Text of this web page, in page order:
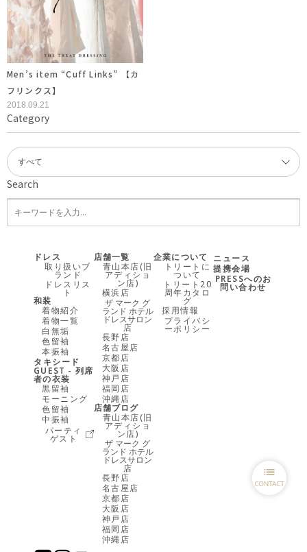
Men’s item “Cuff Links” 【カ
フリンクス】
2018.09.21
Search
Category
ドレス
取り扱いブ
ランド
ドレスリス
ト
和装
着物紹介
着物一覧
白無垢
色留袖
本振袖
タキシード
GUEST - 列席
者の衣装
黒留袖
モーニング
色留袖
中振袖
パーティ
ゲスト
店舗一覧
青山本店(旧
アディショ
ン店)
横浜店
ザ マーク グ
ランド ホテル
ドレスサロン
店
長野店
名古屋店
京都店
大阪店
神戸店
福岡店
沖縄店
店舗ブログ
青山本店(旧
アディショ
ン店)
ザ マーク グ
ランド ホテル
ドレスサロン
店
長野店
名古屋店
京都店
大阪店
神戸店
福岡店
沖縄店
企業について
トリートに
ついて
トリート20
周年カタロ
グ
採用情報
プライバシ
ーポリシー
ニュース
提携会場
PRESSへのお
問い合わせ